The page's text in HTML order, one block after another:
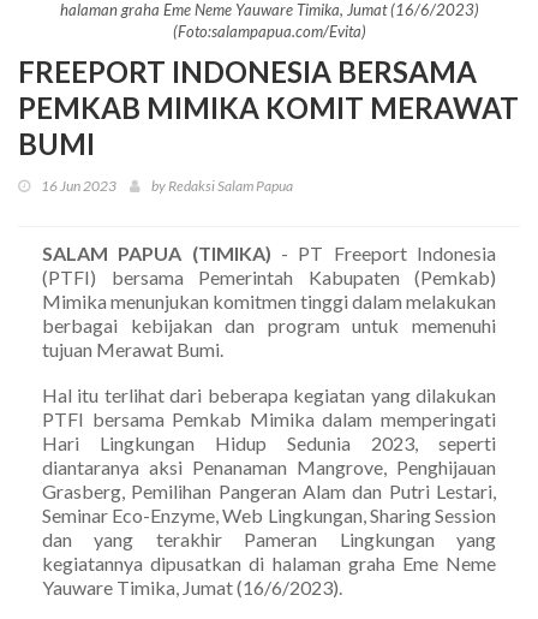
halaman graha Eme Neme Yauware Timika, Jumat (16/6/2023)
(Foto:salampapua.com/Evita)
FREEPORT INDONESIA BERSAMA
PEMKAB MIMIKA KOMIT MERAWAT
BUMI
16 Jun 2023 by Redaksi Salam Papua
SALAM PAPUA (TIMIKA) - PT Freeport Indonesia
(PTFI) bersama Pemerintah Kabupaten (Pemkab)
Mimika menunjukan komitmen tinggi dalam melakukan
berbagai kebijakan dan program untuk memenuhi
tujuan Merawat Bumi.
Hal itu terlihat dari beberapa kegiatan yang dilakukan
PTFI bersama Pemkab Mimika dalam memperingati
Hari Lingkungan Hidup Sedunia 2023, seperti
diantaranya aksi Penanaman Mangrove, Penghijauan
Grasberg, Pemilihan Pangeran Alam dan Putri Lestari,
Seminar Eco-Enzyme, Web Lingkungan, Sharing Session
dan yang terakhir Pameran Lingkungan yang
kegiatannya dipusatkan di halaman graha Eme Neme
Yauware Timika, Jumat (16/6/2023).